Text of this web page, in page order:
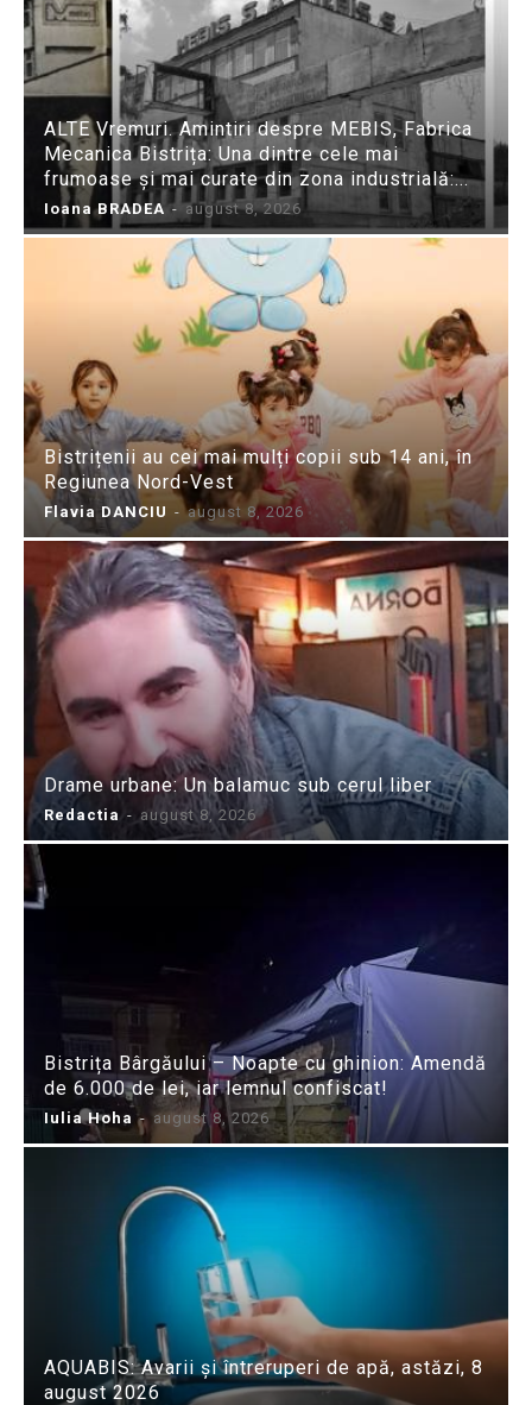
ALTE Vremuri. Amintiri despre MEBIS, Fabrica
Mecanica Bistrița: Una dintre cele mai
frumoase și mai curate din zona industrială:...
Ioana BRADEA - august 8, 2026
Bistrițenii au cei mai mulți copii sub 14 ani, în
Regiunea Nord-Vest
Flavia DANCIU - august 8, 2026
Drame urbane: Un balamuc sub cerul liber
Redactia - august 8, 2026
Bistrița Bârgăului – Noapte cu ghinion: Amendă
de 6.000 de lei, iar lemnul confiscat!
Iulia Hoha - august 8, 2026
AQUABIS: Avarii și întreruperi de apă, astăzi, 8
august 2026